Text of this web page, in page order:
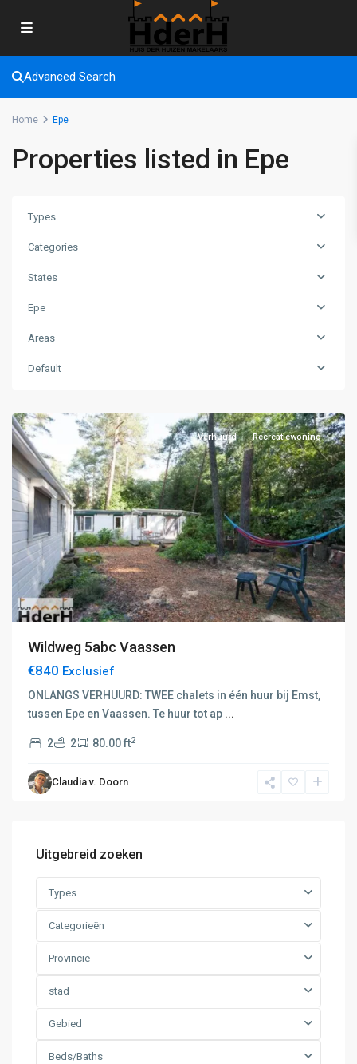
Advanced Search
Home Epe
Properties listed in Epe
Types
Categories
States
Epe
Areas
Default
Zwolle-
Nunspeet
Verhuurd Recreatiewoning
Wildweg 5abc Vaassen
€840 Exclusief
ONLANGS VERHUURD: TWEE chalets in één huur bij Emst,
tussen Epe en Vaassen. Te huur tot ap ...
2 2 80.00 ft2
Claudia v. Doorn
Uitgebreid zoeken
Types
Categorieën
Provincie
stad
Gebied
Beds/Baths